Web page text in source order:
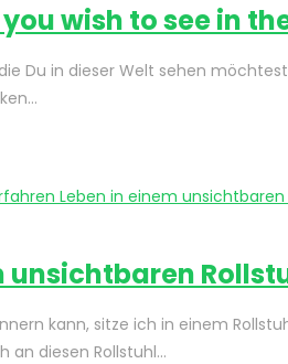
wish to see in
Du in dieser Welt sehen
unsichtbaren
kann, sitze ich in einem
an diesen Rollstuhl…